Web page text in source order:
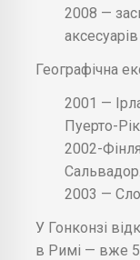
2008 —
Географічна
2001 —
Пуерто-
2002-
Сальвадор.
2003 —
У Гонконзі
в Римі — вже